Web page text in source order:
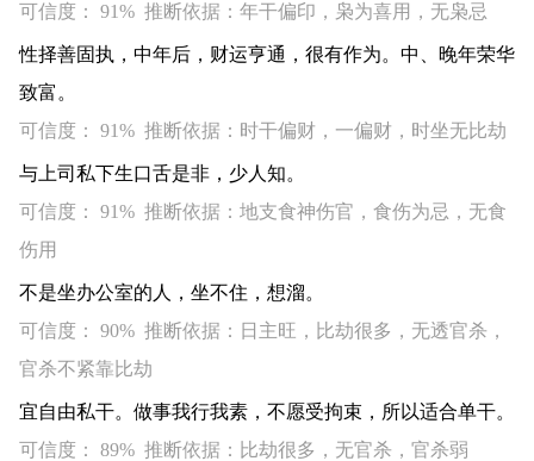
可信度： 91% 推断依据：年干偏印，枭为喜用，无枭忌
性择善固执，中年后，财运亨通，很有作为。中、晚年荣华
致富。
可信度： 91% 推断依据：时干偏财，一偏财，时坐无比劫
与上司私下生口舌是非，少人知。
可信度： 91% 推断依据：地支食神伤官，食伤为忌，无食
伤用
不是坐办公室的人，坐不住，想溜。
可信度： 90% 推断依据：日主旺，比劫很多，无透官杀，
官杀不紧靠比劫
宜自由私干。做事我行我素，不愿受拘束，所以适合单干。
可信度： 89% 推断依据：比劫很多，无官杀，官杀弱